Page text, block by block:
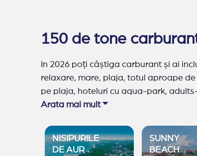
150 de tone
In 2026 poți câștiga carburant și ai
relaxare, mare, plaja, totul aproape
pe plaja, hoteluri cu aqua-park,
buget. Trebuie doar sa va alegi
Arata mai mult
NISIPURILE
DE AUR
SUNNY
BEACH